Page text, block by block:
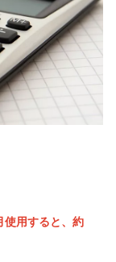
使用すると、約